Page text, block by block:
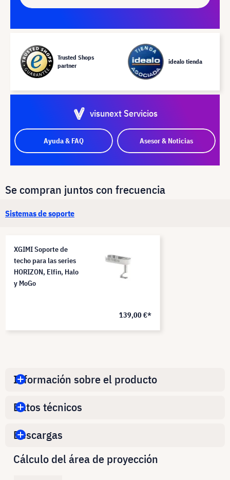
Trusted Shops
partner
idealo tienda
visunext Servicios
Ayuda & FAQ Asesor & Noticias
Se compran juntos con frecuencia
Sistemas de soporte
XGIMI Soporte de
techo para las series
HORIZON, Elfin, Halo
y MoGo
139,00 €*
Información sobre el producto
Datos técnicos
Descargas
Cálculo del área de proyección